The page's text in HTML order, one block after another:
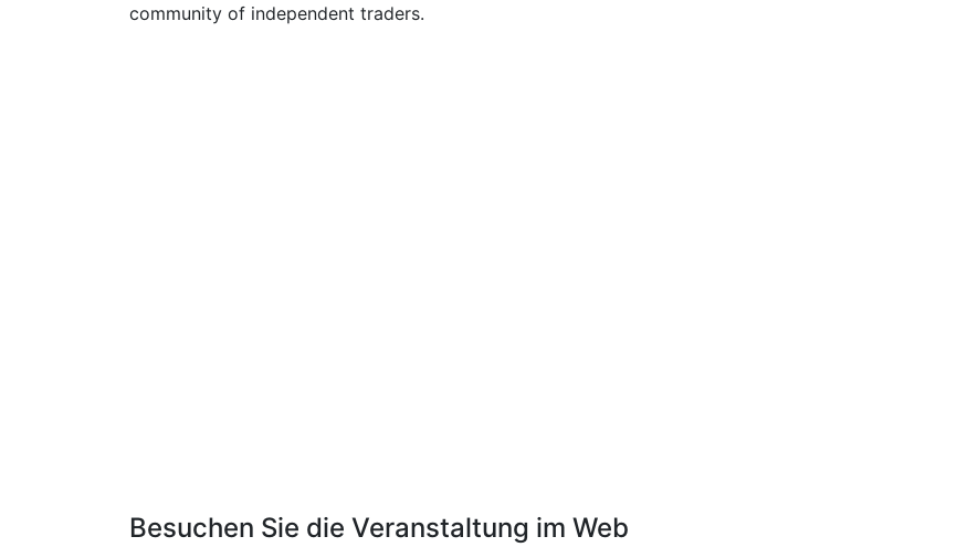
community of independent traders.
Besuchen Sie die Veranstaltung im Web